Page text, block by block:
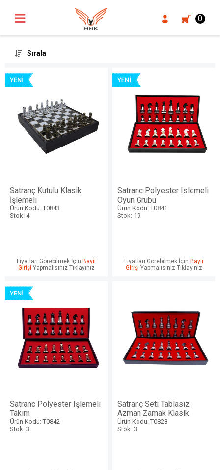
0
Sırala
Satranç Kutulu Klasik
İşlemeli
Ürün Kodu: T0843
Stok: 4
Fiyatları Görebilmek İçin Bayii
Girişi Yapmalısınız Tıklayınız
Satranc Polyester Islemeli
Oyun Grubu
Ürün Kodu: T0841
Stok: 19
Fiyatları Görebilmek İçin Bayii
Girişi Yapmalısınız Tıklayınız
Satranc Polyester Işlemeli
Takım
Ürün Kodu: T0842
Stok: 3
Satranç Seti Tablasız
Azman Zamak Klasik
Ürün Kodu: T0828
Stok: 3